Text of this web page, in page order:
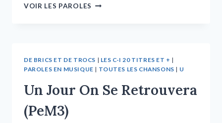
VOIR LES PAROLES
DE BRICS ET DE TROCS | LES C-I 20 TITRES ET + |
PAROLES EN MUSIQUE | TOUTES LES CHANSONS | U
Un Jour On Se Retrouvera
(PeM3)